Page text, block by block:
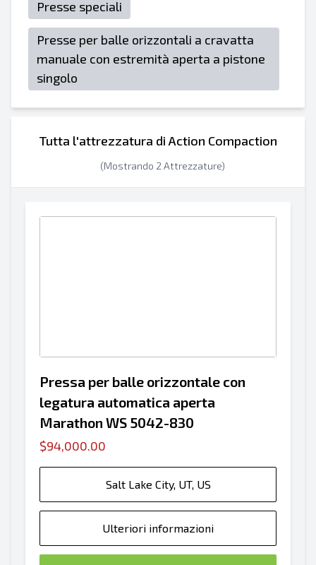
Presse speciali
Presse per balle orizzontali a cravatta
manuale con estremità aperta a pistone
singolo
Tutta l'attrezzatura di Action Compaction
(Mostrando 2 Attrezzature)
Pressa per balle orizzontale con
legatura automatica aperta
Marathon WS 5042-830
$94,000.00
Salt Lake City, UT, US
Ulteriori informazioni